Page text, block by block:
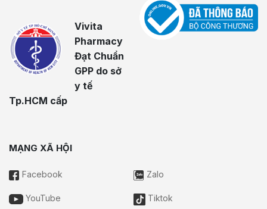
Vivita
Pharmacy
Đạt Chuẩn
GPP do sở
y tế
Tp.HCM cấp
MẠNG XÃ HỘI
Facebook Zalo
YouTube Tiktok